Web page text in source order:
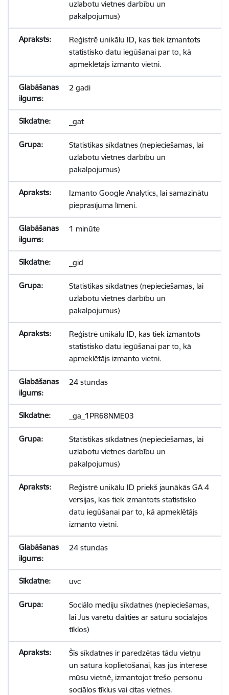
uzlabotu vietnes darbību un
pakalpojumus)
Reģistrē unikālu ID, kas tiek izmantots
statistisko datu iegūšanai par to, kā
apmeklētājs izmanto vietni.
2 gadi
_gat
Statistikas sīkdatnes (nepieciešamas, lai
uzlabotu vietnes darbību un
pakalpojumus)
Izmanto Google Analytics, lai samazinātu
pieprasījuma līmeni.
1 minūte
_gid
Statistikas sīkdatnes (nepieciešamas, lai
uzlabotu vietnes darbību un
pakalpojumus)
Reģistrē unikālu ID, kas tiek izmantots
statistisko datu iegūšanai par to, kā
apmeklētājs izmanto vietni.
24 stundas
_ga_1PR68NME03
Statistikas sīkdatnes (nepieciešamas, lai
uzlabotu vietnes darbību un
pakalpojumus)
Reģistrē unikālu ID priekš jaunākās GA 4
versijas, kas tiek izmantots statistisko
datu iegūšanai par to, kā apmeklētājs
izmanto vietni.
24 stundas
uvc
Sociālo mediju sīkdatnes (nepieciešamas,
lai Jūs varētu dalīties ar saturu sociālajos
tīklos)
Šīs sīkdatnes ir paredzētas tādu vietņu
un satura koplietošanai, kas jūs interesē
mūsu vietnē, izmantojot trešo personu
sociālos tīklus vai citas vietnes.